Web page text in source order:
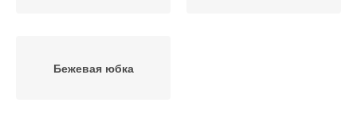
Бежевая юбка